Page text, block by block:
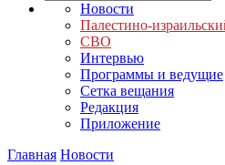
Новости
Палестино-
СВО
Интервью
Программы и ведущие
Сетка вещания
Редакция
Приложение
Главная Новости